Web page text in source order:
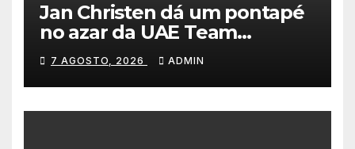
Jan Christen dá um pontapé
no azar da UAE Team
Emirates e vence na Volta a
Polónia
7 AGOSTO, 2026 ADMIN